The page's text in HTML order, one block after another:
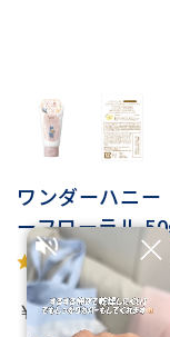
ワンダーハニ
ーフローラル
5.0 （2
￥880